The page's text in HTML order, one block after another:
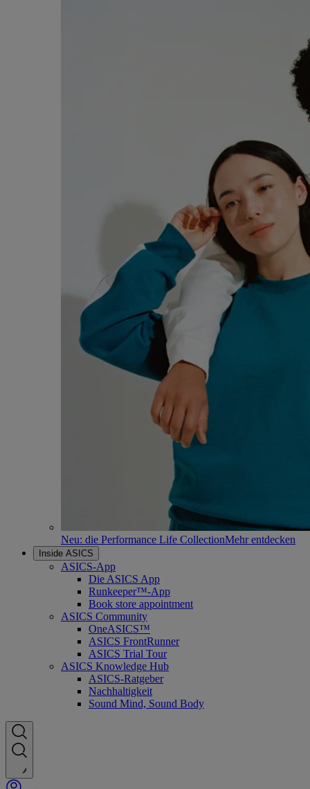
Neu: die Performance Life CollectionMehr entdecken
Inside ASICS
ASICS-App
Die ASICS App
Runkeeper™-App
Book store appointment
ASICS Community
OneASICS™
ASICS FrontRunner
ASICS Trial Tour
ASICS Knowledge Hub
ASICS-Ratgeber
Nachhaltigkeit
Sound Mind, Sound Body